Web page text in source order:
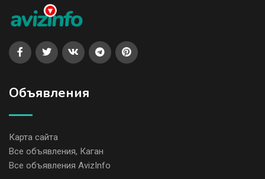
Объявления
Карта сайта
Все объявления, Каган
Все объявления AvizInfo